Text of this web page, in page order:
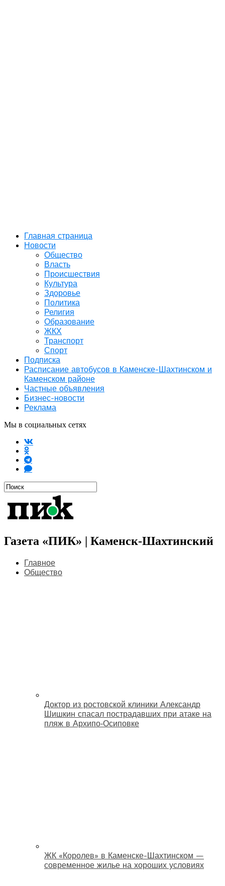
Главная страница
Новости
Общество
Власть
Происшествия
Культура
Здоровье
Политика
Религия
Образование
ЖКХ
Транспорт
Спорт
Подписка
Расписание автобусов в Каменске-Шахтинском и
Каменском районе
Частные объявления
Бизнес-новости
Реклама
Мы в социальных сетях
Газета «ПИК» | Каменск-Шахтинский
Главное
Общество
Доктор из ростовской клиники Александр
Шишкин спасал пострадавших при атаке на
пляж в Архипо‑Осиповке
ЖК «Королев» в Каменске-Шахтинском —
современное жилье на хороших условиях